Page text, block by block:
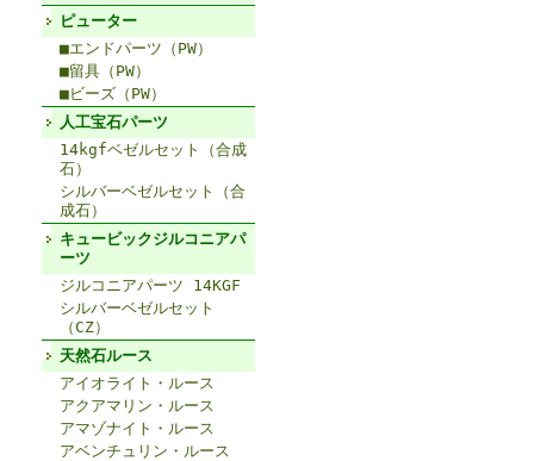
ピューター
■エンドパーツ（PW）
■留具（PW）
■ビーズ（PW）
人工宝石パーツ
14kgfベゼルセット（合成
石）
シルバーベゼルセット（合
成石）
キュービックジルコニアパ
ーツ
ジルコニアパーツ 14KGF
シルバーベゼルセット
（CZ）
天然石ルース
アイオライト・ルース
アクアマリン・ルース
アマゾナイト・ルース
アベンチュリン・ルース